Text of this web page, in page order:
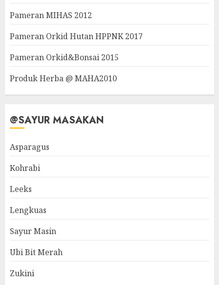
Pameran MIHAS 2012
Pameran Orkid Hutan HPPNK 2017
Pameran Orkid&Bonsai 2015
Produk Herba @ MAHA2010
@SAYUR MASAKAN
Asparagus
Kohrabi
Leeks
Lengkuas
Sayur Masin
Ubi Bit Merah
Zukini